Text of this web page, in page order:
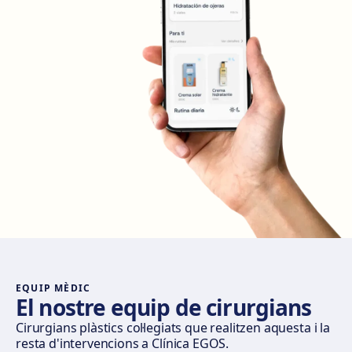
Calle del Doctor Castelo, 20, Retiro, 28009 Madrid
Veure clínica
Madrid Castellana
Av. del General Perón, 20, 28020 Madrid
Valencia
Gran Via del Marqués del Túria, 82, L'Eixample, 46005
EQUIP MÈDIC
El nostre equip de cirurgians
Cirurgians plàstics col·legiats que realitzen aquesta i la
resta d'intervencions a Clínica EGOS.